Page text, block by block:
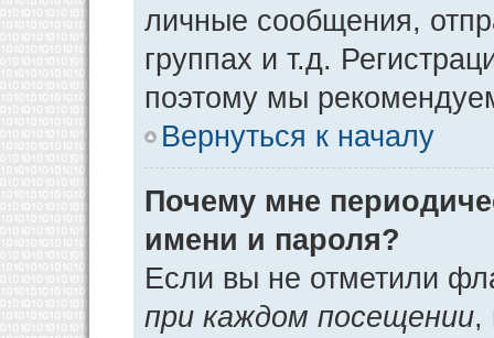
личные сообщения,
группах и т.д.
поэтому мы
Вернуться к началу
Почему мне
имени и пароля?
Если вы не отметили
при каждом посещении,